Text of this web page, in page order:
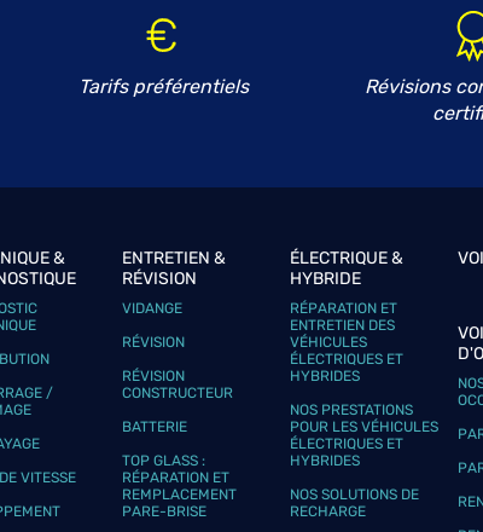
Tarifs préférentiels
Révisions
&
/
VITESSE
ENTRETIEN &
RÉVISION
VIDANGE
RÉVISION
RÉVISION
CONSTRUCTEUR
BATTERIE
TOP GLASS :
RÉPARATION ET
REMPLACEMENT
PARE-BRISE
ÉLECTRIQUE &
HYBRIDE
RÉPARATION ET
ENTRETIEN DES
VÉHICULES
ÉLECTRIQUES ET
HYBRIDES
NOS PRESTATIONS
POUR LES VÉHICULES
ÉLECTRIQUES ET
HYBRIDES
NOS SOLUTIONS DE
RECHARGE